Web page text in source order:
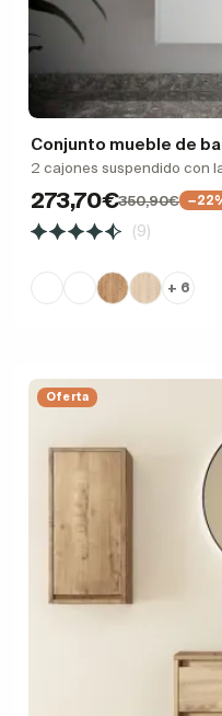
Conjunto mueble de
2 cajones suspendido con
273,70€350,90€
(9)
+ 6
Oferta